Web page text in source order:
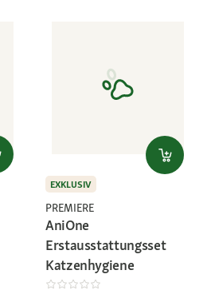
EXKLUSIV
PREMIERE
AniOne
Erstausstattungsset
Katzenhygiene